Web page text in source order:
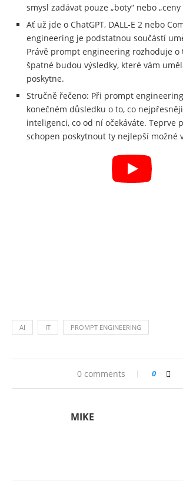
smysl zadávat pouze „boty“ nebo „ceny
Ať už jde o ChatGPT, DALL-E 2 nebo
engineering je podstatnou součástí
Právě prompt engineering rozhoduje o
špatné budou výsledky, které vám
poskytne.
Stručně řečeno: Při prompt
konečném důsledku o to, co
inteligenci, co od ní očekáváte. Teprve
schopen poskytnout ty nejlepší možné
AI IT PROMPT ENGINEERING
0 comments 0
MIKE